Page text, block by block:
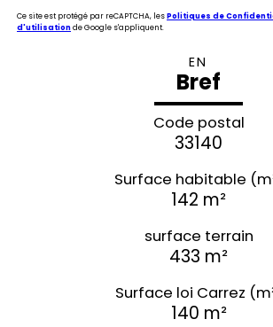
Ce site est protégé par reCAPTCHA, lesPolitiques de
d'utilisationde Google s'appliquent.
EN
Bref
Code postal
33140
Surface habitable
142 m²
surface terrain
433 m²
Surface loi Carrez
140 m²